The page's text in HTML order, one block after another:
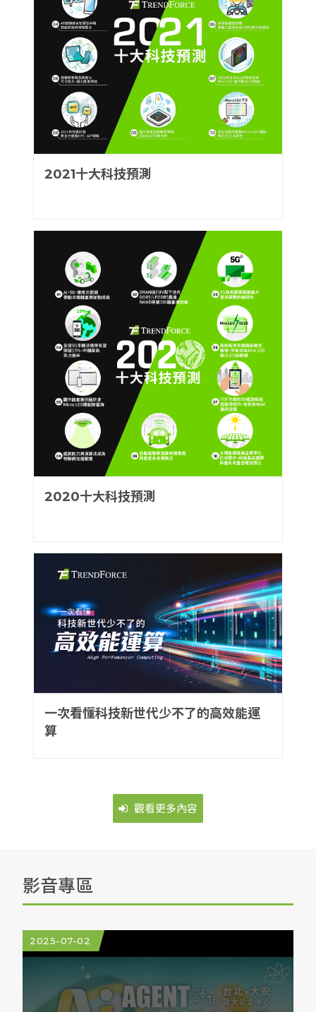
2021十大科技預測
2020十大科技預測
一次看懂科技新世代少不了的高效能運
算
觀看更多內容
影音專區
2025-07-02